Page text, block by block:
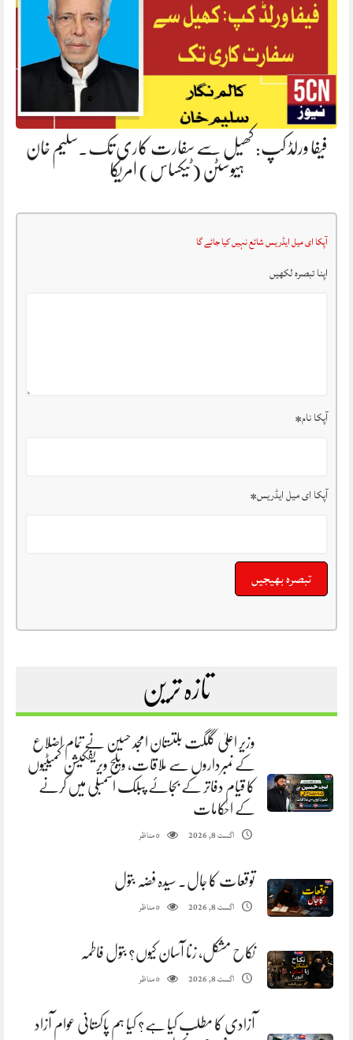
فیفا ورلڈ کپ: کھیل سے سفارت کاری تک۔سلیم خان
ہیوسٹن (ٹیکساس) امریکا
آپکا ای میل ایڈریس شائع نہیں کیا جائے گا
اپنا تبصرہ لکھیں
آپکا نام*
آپکا ای میل ایڈریس*
تازہ ترین
وزیر اعلیٰ گلگت بلتستان امجد حسین نے تمام اضلاع
کے نمبرداروں سے ملاقات، ویلج ویریفکیشن کمیٹیوں
کا قیام دفاتر کے بجائے پبلک اسمبلی میں کرنے
کے احکامات
اگست 8, 2026 0مناظر
توقعات کا جال. سیدہ فضہ بتول
اگست 8, 2026 0مناظر
نکاح مشکل، زنا آسان کیوں؟ بتول فاطمہ
اگست 8, 2026 0مناظر
آزادی کا مطلب کیا ہے؟ کیا ہم پاکستانی عوام آزاد